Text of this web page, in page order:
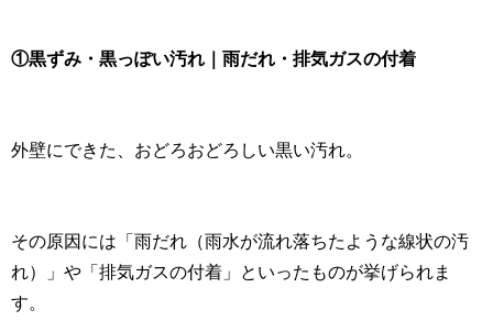
①黒ずみ・黒っぽい汚れ｜雨だれ・排気ガスの付着
外壁にできた、おどろおどろしい黒い汚れ。
その原因には「雨だれ（雨水が流れ落ちたような線状の汚
れ）」や「排気ガスの付着」といったものが挙げられま
す。